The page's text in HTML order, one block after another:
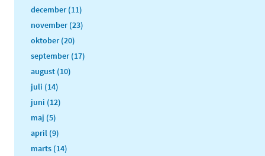
december (11)
november (23)
oktober (20)
september (17)
august (10)
juli (14)
juni (12)
maj (5)
april (9)
marts (14)